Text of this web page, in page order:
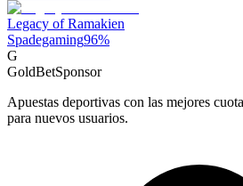
Legacy of Ramakien
Spadegaming96%
G
GoldBetSponsor
Apuestas deportivas con las mejores
para nuevos usuarios.